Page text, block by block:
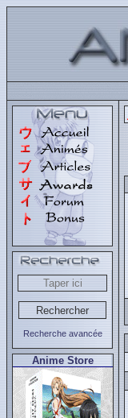
Recherche avancée
Anime Store